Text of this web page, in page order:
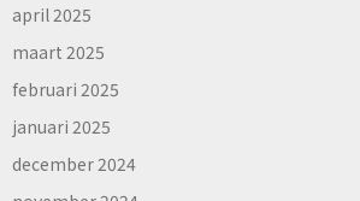
april 2025
maart 2025
februari 2025
januari 2025
december 2024